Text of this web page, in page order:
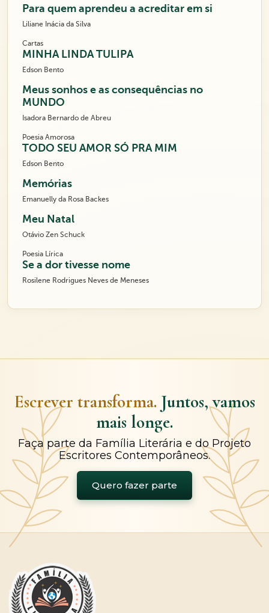
Para quem aprendeu a acreditar em si
Liliane Inácia da Silva
Cartas
MINHA LINDA TULIPA
Edson Bento
Meus sonhos e as consequências no
MUNDO
Isadora Bernardo de Abreu
Poesia Amorosa
TODO SEU AMOR SÓ PRA MIM
Edson Bento
Memórias
Emanuelly da Rosa Backes
Meu Natal
Otávio Zen Schuck
Poesia Lírica
Se a dor tivesse nome
Rosilene Rodrigues Neves de Meneses
Escrever transforma. Juntos, vamos
mais longe.
Faça parte da Família Literária e do Projeto
Escritores Contemporâneos.
Quero fazer parte